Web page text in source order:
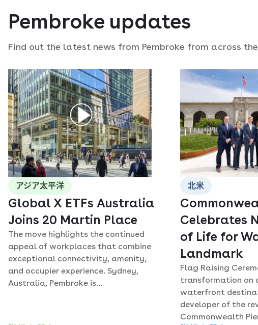
Pembroke updates
Find out the latest news from Pembroke from across
アジア太平洋
Global X ETFs Australia
Joins 20 Martin Place
The move highlights the continued
appeal of workplaces that combine
exceptional connectivity, amenity,
and occupier experience. Sydney,
Australia, Pembroke is...
北米
Celebrates
of Life for
Landmark
Flag Raising
transformation on
waterfront
developer of the
Commonwealth